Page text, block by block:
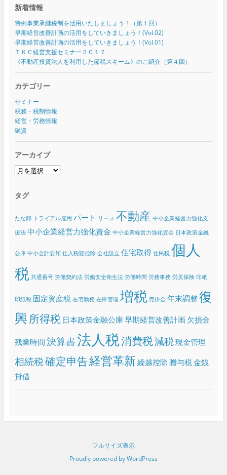
新着情報
特例事業承継税制を活用いたしましょう！（第１回）
早期経営改善計画の活用をしていきましょう！(Vol.02)
早期経営改善計画の活用をしていきましょう！(Vol.01)
ＴＫＣ経営支援セミナー２０１７
《不動産投資法人を利用した節税スキーム》のご紹介（第４回）
カテゴリー
セミナー
税務・税制情報
経営・労務情報
融資
アーカイブ
ア
イ
タグ
たな卸 トライアル雇用 パート リース 不動産 中小企業経営力強化支
援法 中小企業経営力強化資金 中小企業経営力強化資金 日本政策金融
公庫 中小会計要領 仕入税額控除 会社設立 住宅取得 住民税 個人
税 共通番号 労働契約法 労働安全衛生法 労働時間 労務事務 労災保険 印紙
印紙税 固定資産税 在宅勤務 在庫管理 増税 売掛金 年末調整復
興 所得税 日本政策金融公庫早期経営改善計画 欠損金
残業時間決算書法人税消費税減税現金管理
相続税確定申告経営革新繰越控除 贈与税金銭
貸借
フルサイズ表示
Proudly powered by WordPress